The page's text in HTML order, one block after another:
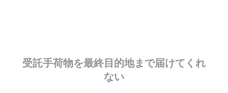
受託手荷物を最終目的地まで届けてくれ
ない